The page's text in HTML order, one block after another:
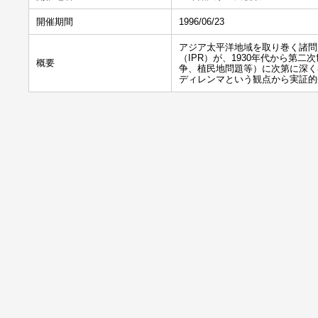
開催期間 1996/06/23
概要
アジア太平洋地域を取り巻く諸
（IPR）が、1930年代から第二
争、植民地問題等）に次第に深
ディレンマという観点から実証